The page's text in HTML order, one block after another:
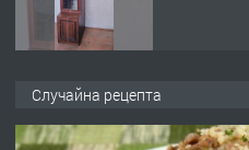
Случайна рецепта